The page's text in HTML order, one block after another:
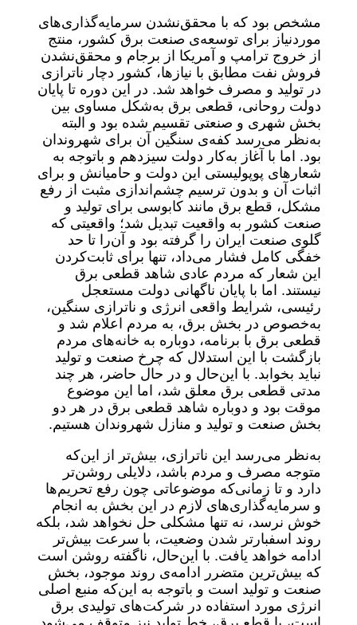
مشخص بود که با محقق‌نشدن سرمایه‌گذاری‌های
موردنیاز برای توسعه‌ی صنعت برق کشور، منتج
از خروج ترامپ و آمریکا از برجام و محقق‌نشدن
فروش نفت مطابق با نیازها، کشور دچار ناترازی
در تولید و مصرف خواهد شد. در این دوره تا پایان
دولت روحانی، قطعی برق به‌شکل مساوی بین
بخش شهری و صنعتی تقسیم شده بود و البته
به‌نظر می‌رسد کفه‌ی سنگین آن برای شهروندان
بود. اما با آغاز به‌کار دولت سیزدهم و باتوجه به
شعارهای پوپولیستی این دولت و حامیانش و برای
اثبات آن و بدون ترسیم چشم‌اندازی مثبت از رفع
مشکل، قطع برق مانند کابوسی برای تولید و
صنعت کشور به واقعیت تبدیل شد؛ واقعیتی که
گلوی صنعت ایران را گرفته بود و آن‌را تا حد
خفگی کامل فشار می‌داد، تنها برای ثابت‌کردن
این شعار که مردم عادی شاهد قطعی برق
نیستند. اما با پایان ناگهانی دولت مستعجل
رئیسی، شرایط واقعی انرژی و ناترازی سنگین،
به‌خصوص در بخش برق، به مردم اعلام شد و
قطعی برق با برنامه، دوباره به خانه‌های مردم
بازگشت با این استدلال که چرخ صنعت و تولید
نباید بخوابد. با این‌حال و در حال حاضر، هر چند
مدتی قطعی برق معلق شد، اما این موضوع
موقت بود و دوباره شاهد قطعی برق در هر دو
بخش صنعت و تولید و منازل شهروندان هستیم.
به‌نظر می‌رسد این ناترازی، بیش‌تر از این‌که
متوجه مصرف و مردم باشد، دلایلی روشن‌تر
دارد و تا زمانی‌که موضوعاتی چون رفع تحریم‌ها
و سرمایه‌گذاری‌های لازم در این بخش به انجام
خوش نرسد، نه تنها مشکلی حل نخواهد شد، بلکه
روند اسفبارتر شدن وضعیت، با سرعت بیش‌تر
ادامه خواهد یافت. با این‌حال، ناگفته روشن است
که بیش‌ترین متضرر ادامه‌ی روند موجود، بخش
صنعت و تولید است و باتوجه به این‌که منبع اصلی
انرژی مورد استفاده در شرکت‌های تولیدی برق